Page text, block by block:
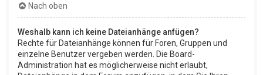
Nach oben
Weshalb kann ich keine Dateianhänge anfügen?
Rechte für Dateianhänge können für Foren, Gruppen und
einzelne Benutzer vergeben werden. Die Board-
Administration hat es möglicherweise nicht erlaubt,